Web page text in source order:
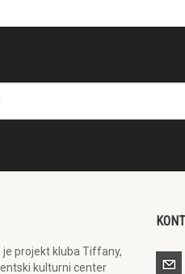
je projekt kluba Tiffany,
kulturni center